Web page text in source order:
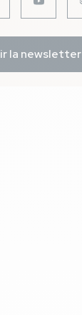
la newsletter